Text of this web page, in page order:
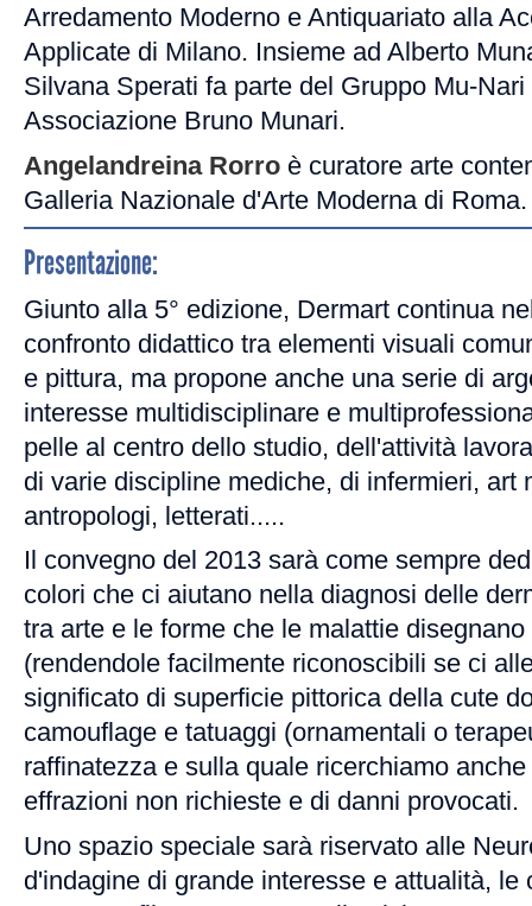
Arredamento Moderno e Antiquariato alla
Applicate di Milano. Insieme ad Alberto
Silvana Sperati fa parte del Gruppo Mu-
Associazione Bruno Munari.
Angelandreina Rorro è curatore arte
Galleria Nazionale d'Arte Moderna di Roma.
Presentazione:
Giunto alla 5° edizione, Dermart continua
confronto didattico tra elementi visuali
e pittura, ma propone anche una serie di
interesse multidisciplinare e
pelle al centro dello studio, dell'attività
di varie discipline mediche, di infermieri, art
antropologi, letterati.....
Il convegno del 2013 sarà come sempre
colori che ci aiutano nella diagnosi delle
tra arte e le forme che le malattie
(rendendole facilmente riconoscibili se ci
significato di superficie pittorica della cute
camouflage e tatuaggi (ornamentali o
raffinatezza e sulla quale ricerchiamo
effrazioni non richieste e di danni provocati.
Uno spazio speciale sarà riservato alle
d'indagine di grande interesse e attualità, le